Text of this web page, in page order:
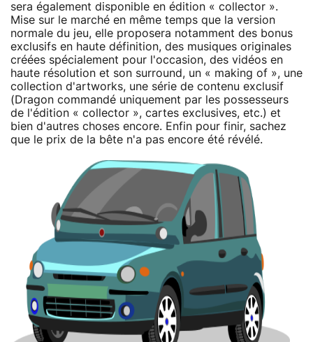
sera également disponible en édition « collector ».
Mise sur le marché en même temps que la version
normale du jeu, elle proposera notamment des bonus
exclusifs en haute définition, des musiques originales
créées spécialement pour l'occasion, des vidéos en
haute résolution et son surround, un « making of », une
collection d'artworks, une série de contenu exclusif
(Dragon commandé uniquement par les possesseurs
de l'édition « collector », cartes exclusives, etc.) et
bien d'autres choses encore. Enfin pour finir, sachez
que le prix de la bête n'a pas encore été révélé.